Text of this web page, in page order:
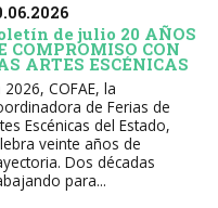
de julio 20 AÑOS
COMPROMISO CON
ARTES ESCÉNICAS
2026, COFAE, la
de Ferias de
Escénicas del Estado,
veinte años de
Dos décadas
para...